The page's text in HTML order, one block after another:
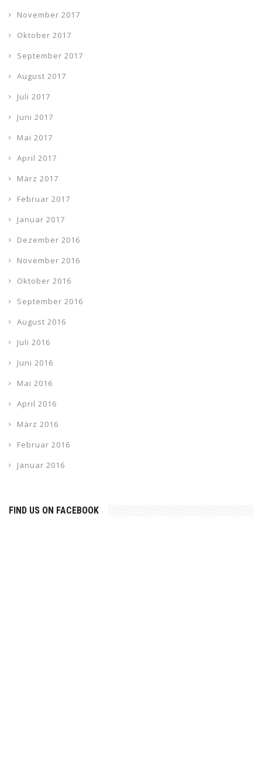
November 2017
Oktober 2017
September 2017
August 2017
Juli 2017
Juni 2017
Mai 2017
April 2017
März 2017
Februar 2017
Januar 2017
Dezember 2016
November 2016
Oktober 2016
September 2016
August 2016
Juli 2016
Juni 2016
Mai 2016
April 2016
März 2016
Februar 2016
Januar 2016
FIND US ON FACEBOOK